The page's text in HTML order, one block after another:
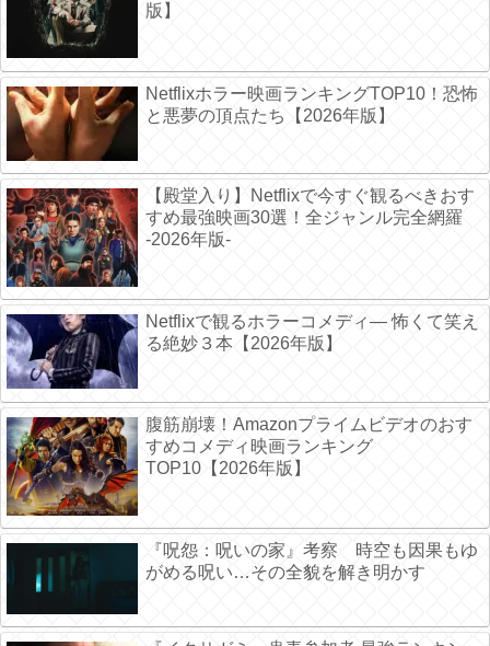
版】
Netflixホラー映画ランキングTOP10！恐怖
と悪夢の頂点たち【2026年版】
【殿堂入り】Netflixで今すぐ観るべきおす
すめ最強映画30選！全ジャンル完全網羅
-2026年版-
Netflixで観るホラーコメディ― 怖くて笑え
る絶妙３本【2026年版】
腹筋崩壊！Amazonプライムビデオのおす
すめコメディ映画ランキング
TOP10【2026年版】
『呪怨：呪いの家』考察 時空も因果もゆ
がめる呪い…その全貌を解き明かす